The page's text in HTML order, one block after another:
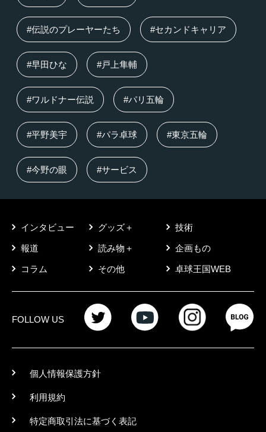
#伝説のプレーヤーたち #セカンドキャリア
#早田ひな #戸上隼輔
#ワルドナー伝説 #パリ五輪
#平野美宇 #パラ卓球 #東京五輪
#今野の眼 #サービス
インタビュー グッズ＋ 技術
報道 読み物＋ 企画もの
コラム その他 卓球王国WEB
FOLLOW US
個人情報保護方針
利用規約
特定商取引法に基づく表記